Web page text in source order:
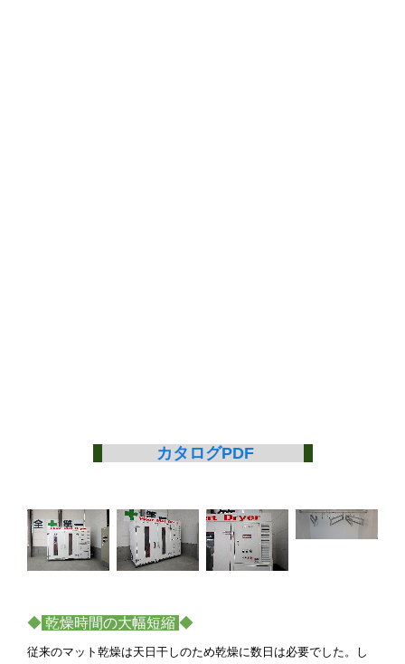
カタログPDF
◆ 乾燥時間の大幅短縮 ◆
従来のマット乾燥は天日干しのため乾燥に数日は必要でした。し